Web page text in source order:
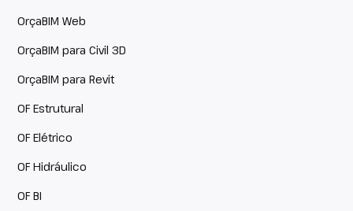
OrçaBIM Web
OrçaBIM para Civil 3D
OrçaBIM para Revit
OF Estrutural
OF Elétrico
OF Hidráulico
OF BI